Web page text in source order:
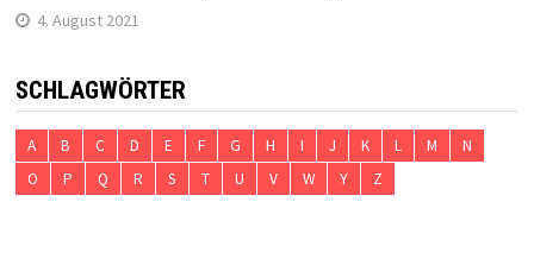
4. August 2021
SCHLAGWÖRTER
A B C D E F G H I J K L M
N
O
P Q R S T U V W Y Z